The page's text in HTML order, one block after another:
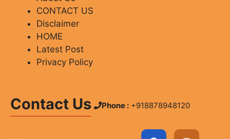
CONTACT US
Disclaimer
HOME
Latest Post
Privacy Policy
Contact Us Phone : +918878948120